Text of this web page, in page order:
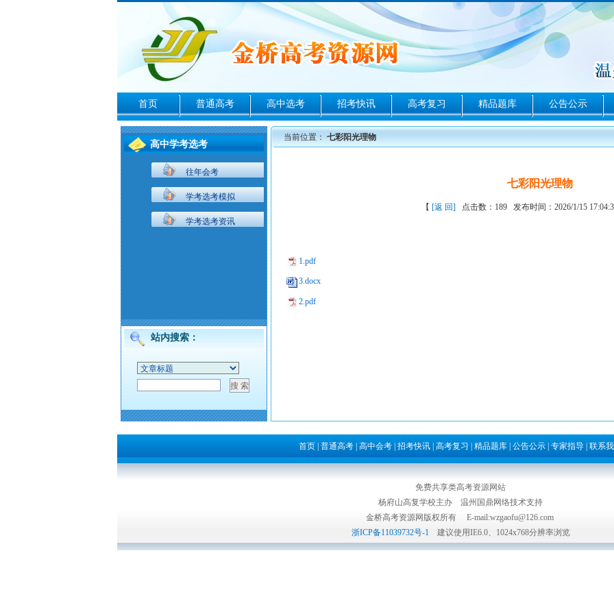
首页 普通高考 高中选考 招考快讯 高考复习 精品题库 公告公示
高中学考选考
往年会考
学考选考模拟
学考选考资讯
站内搜索：
当前位置： 七彩阳光理物
七彩阳光理物
【 [返 回] 点击数：189 发布时间：2026/1/15
1.pdf
3.docx
2.pdf
首页 普通高考 高中会考 招考快讯 高考复习 精品题库 公告公示 专家指导 联系
免费共享类高考资源网站
杨府山高复学校主办 温州国鼎网络技术支持
金桥高考资源网版权所有 E-mail:wzgaofu@126.com
浙ICP备11039732号-1
建议使用IE6.0、1024x768分辨率浏览